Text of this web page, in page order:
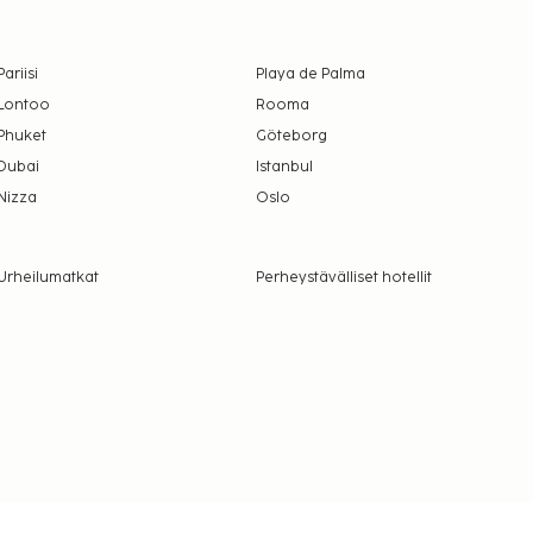
Pariisi
Playa de Palma
Lontoo
Rooma
Phuket
Göteborg
Dubai
Istanbul
Nizza Oslo
Perheystävälliset hotellit